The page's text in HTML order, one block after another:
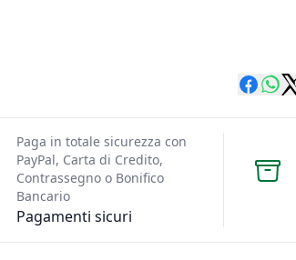
Pagamenti sicuri
Paga in totale sicurezza con
PayPal, Carta di Credito,
Contrassegno o Bonifico
Bancario